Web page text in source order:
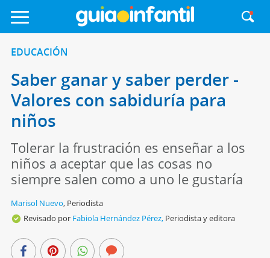
EDUCACIÓN
Saber ganar y saber perder -
Valores con sabiduría para
niños
Tolerar la frustración es enseñar a los
niños a aceptar que las cosas no
siempre salen como a uno le gustaría
Marisol Nuevo, Periodista
Revisado por Fabiola Hernández Pérez, Periodista y editora